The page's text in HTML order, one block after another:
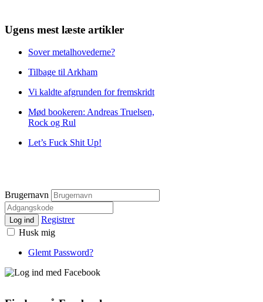
Ugens mest læste artikler
Sover metalhovederne?
Tilbage til Arkham
Vi kaldte afgrunden for fremskridt
Mød bookeren: Andreas Truelsen,
Rock og Rul
Let’s Fuck Shit Up!
Brugernavn
Log ind
Registrer
Husk mig
Glemt Password?